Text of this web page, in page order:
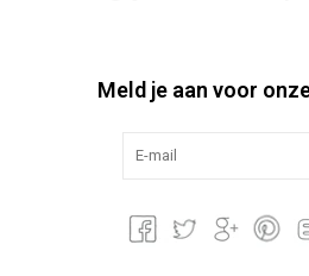
Meld je aan voor